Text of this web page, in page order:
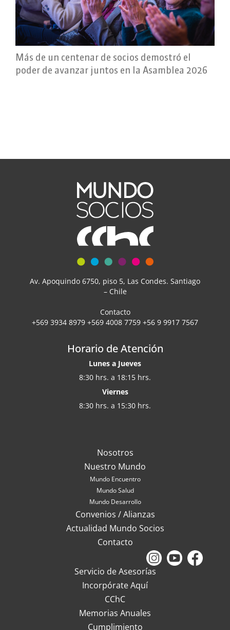
Más de un centenar de socios demostró el
poder de avanzar juntos en la Asamblea 2026
Av. Apoquindo 6750, piso 5, Las Condes. Santiago
– Chile
Contacto
+569 3934 8979 +569 4008 7759 +56 9 9917 7567
Horario de Atención
Lunes a Jueves
8:30 hrs. a 18:15 hrs.
Viernes
8:30 hrs. a 15:30 hrs.
Nosotros
Nuestro Mundo
Mundo Encuentro
Mundo Salud
Mundo Desarrollo
Convenios / Alianzas
Actualidad Mundo Socios
Contacto
Servicio de Asesorías
Incorpórate Aquí
CChC
Memorias Anuales
Cumplimiento